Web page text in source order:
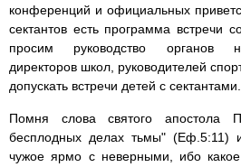
конференций и официальных
сектантов есть программа встречи
просим руководство органов
директоров школ, руководителей
допускать встречи детей с сектантами.
Помня слова святого апостола
бесплодных делах тьмы" (Еф.5:11)
чужое ярмо с неверными, ибо